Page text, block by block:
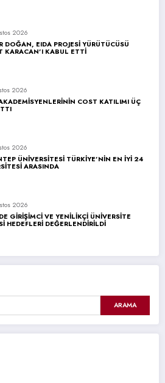
2026
DOĞAN, EIDA PROJESİ YÜRÜTÜCÜSÜ
KARACAN’I KABUL ETTİ
2026
COST KATILIMI ÜÇ
2026
ÜNİVERSİTESİ TÜRKİYE’NİN EN İYİ 24
ARASINDA
2026
GİRİŞİMCİ VE YENİLİKÇİ ÜNİVERSİTE
HEDEFLERİ DEĞERLENDİRİLDİ
ARAMA